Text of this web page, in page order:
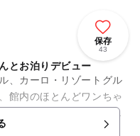
保存
43
とお泊りデビュー
、カーロ・リゾートグル
館内のほとんどワンちゃ
ッグフックが用意されて